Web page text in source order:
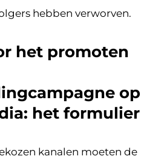
hebben verworven.
het promoten
op
het formulier
kanalen moeten de